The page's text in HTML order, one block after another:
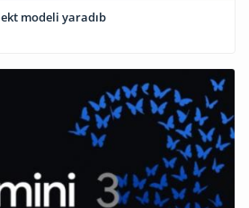
modeli yaradıb